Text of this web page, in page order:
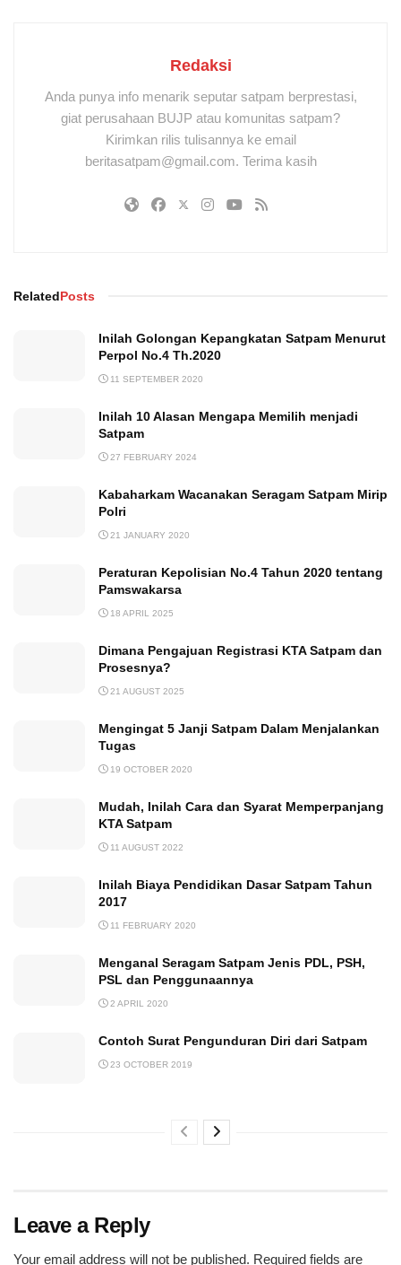
Redaksi
Anda punya info menarik seputar satpam berprestasi,
giat perusahaan BUJP atau komunitas satpam?
Kirimkan rilis tulisannya ke email
beritasatpam@gmail.com. Terima kasih
RelatedPosts
Inilah Golongan Kepangkatan Satpam Menurut
Perpol No.4 Th.2020
11 SEPTEMBER 2020
Inilah 10 Alasan Mengapa Memilih menjadi
Satpam
27 FEBRUARY 2024
Kabaharkam Wacanakan Seragam Satpam Mirip
Polri
21 JANUARY 2020
Peraturan Kepolisian No.4 Tahun 2020 tentang
Pamswakarsa
18 APRIL 2025
Dimana Pengajuan Registrasi KTA Satpam dan
Prosesnya?
21 AUGUST 2025
Mengingat 5 Janji Satpam Dalam Menjalankan
Tugas
19 OCTOBER 2020
Mudah, Inilah Cara dan Syarat Memperpanjang
KTA Satpam
11 AUGUST 2022
Inilah Biaya Pendidikan Dasar Satpam Tahun
2017
11 FEBRUARY 2020
Menganal Seragam Satpam Jenis PDL, PSH,
PSL dan Penggunaannya
2 APRIL 2020
Contoh Surat Pengunduran Diri dari Satpam
23 OCTOBER 2019
Leave a Reply
Your email address will not be published. Required fields are